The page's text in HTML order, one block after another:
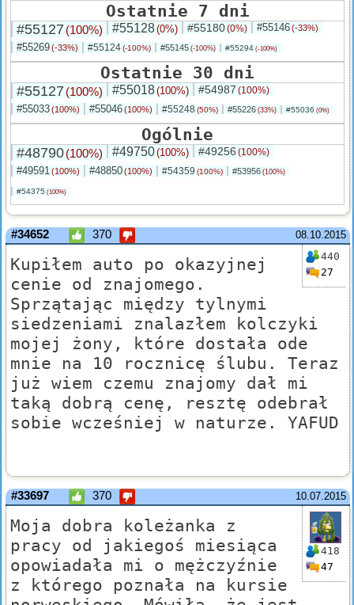
Ostatnie 7 dni
#55127 (100%) #55128(0%) #55180(0%) #55146(-33%)
#55269(-33%) #55124(-100%) #55145 (-100%) #55294 (-100%)
Ostatnie 30 dni
#55127 (100%) #55018(100%) #54987 (100%)
#55033(100%) #55046(100%) #55248 (50%) #55226 (33%) #55036 (0%)
Ogólnie
#48790(100%) #49750(100%) #49256 (100%)
#49591(100%) #48850(100%) #54359 (100%) #53956 (100%)
#54375 (100%)
08.10.2015
#34652 370
440
27
Kupiłem auto po okazyjnej
cenie od znajomego.
Sprzątając między tylnymi
siedzeniami znalazłem kolczyki
mojej żony, które dostała ode
mnie na 10 rocznicę ślubu. Teraz
już wiem czemu znajomy dał mi
taką dobrą cenę, resztę odebrał
sobie wcześniej w naturze. YAFUD
10.07.2015
#33697 370
418
47
Moja dobra koleżanka z
pracy od jakiegoś miesiąca
opowiadała mi o mężczyźnie
z którego poznała na kursie